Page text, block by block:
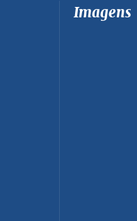
Imagens